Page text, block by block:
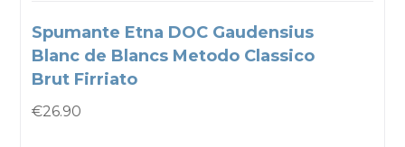
Spumante Etna DOC Gaudensius
Blanc de Blancs Metodo Classico
Brut Firriato
€26.90